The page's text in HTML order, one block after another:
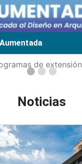
de extensión
Noticias